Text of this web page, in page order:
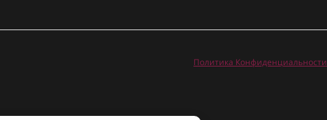
Политика Конфиденциальности